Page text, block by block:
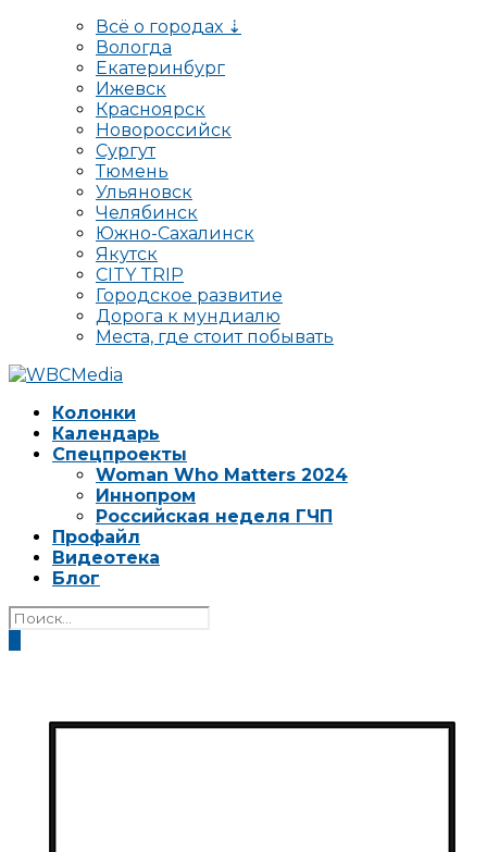
Всё о городах ⇣
Вологда
Екатеринбург
Ижевск
Красноярск
Новороссийск
Сургут
Тюмень
Ульяновск
Челябинск
Южно-Сахалинск
Якутск
CITY TRIP
Городское развитие
Дорога к мундиалю
Места, где стоит побывать
Колонки
Календарь
Спецпроекты
Woman Who Matters 2024
Иннопром
Российская неделя ГЧП
Профайл
Видеотека
Блог